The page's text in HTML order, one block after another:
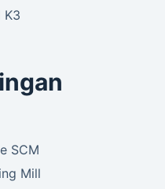
K3
SCM
Mill